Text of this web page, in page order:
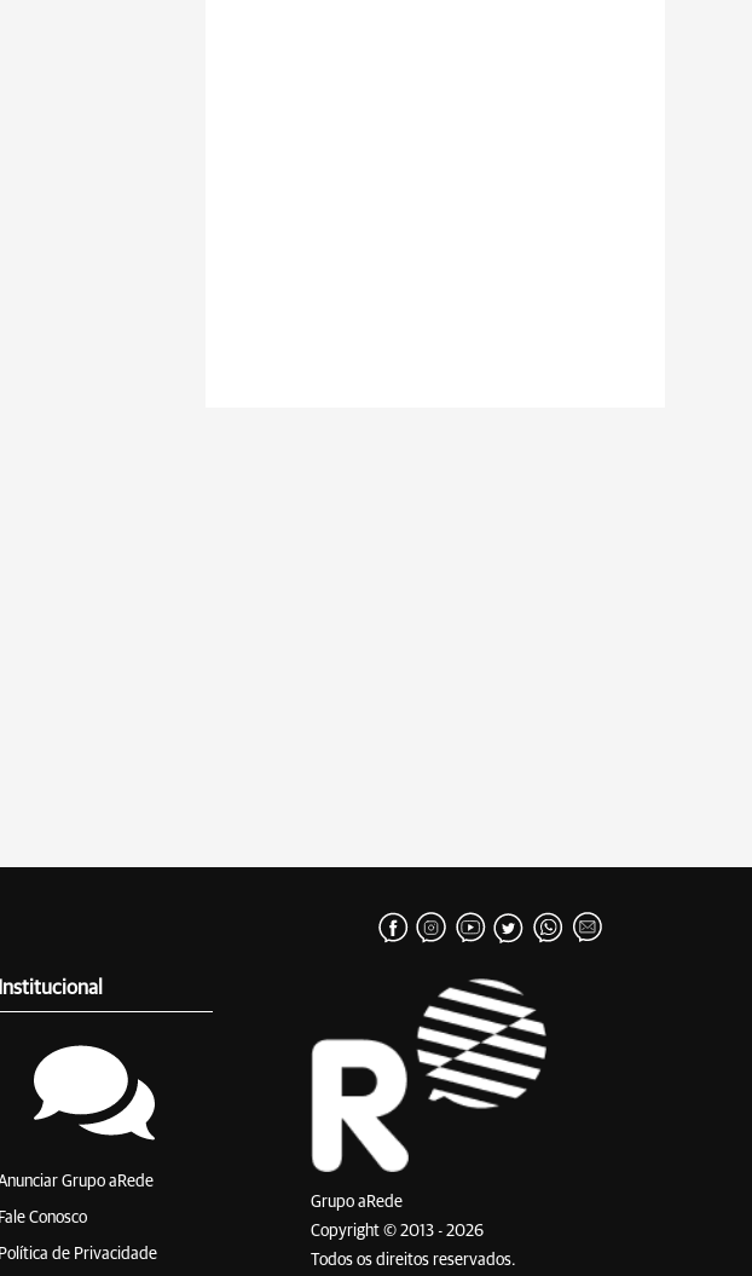
Institucional
Grupo aRede
Fale Conosco
Política de Privacidade
Grupo aRede
Copyright © 2013 - 2026
Todos os direitos reservados.